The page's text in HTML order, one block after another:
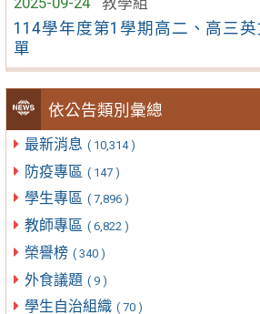
114學年度第1學期高二、高三
單
依公告類別彙總
最新消息 ( 10,314 )
防疫專區 ( 147 )
學生專區 ( 7,896 )
教師專區 ( 6,822 )
榮譽榜 ( 340 )
外食議題 ( 9 )
學生自治組織 ( 70 )